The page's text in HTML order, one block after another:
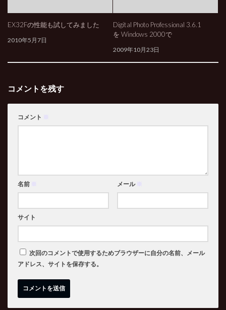
EX32Fの性能も試してみました
2010年5月7日
Digital Photo Professional 3.6.1
を Windows 2000で
2009年10月23日
コメントを残す
コメント ※
名前 ※ メール ※
サイト
次回のコメントで使用するためブラウザーに自分の名前、メール
アドレス、サイトを保存する。